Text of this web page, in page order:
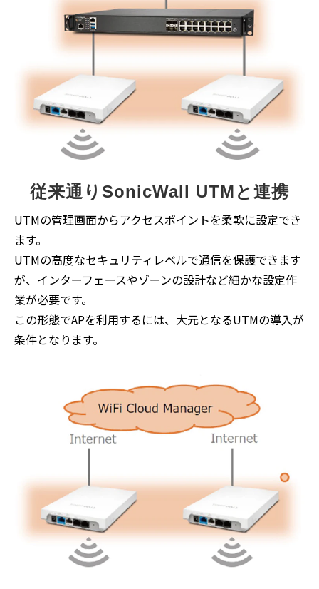
従来通りSonicWall UTMと連携
UTMの管理画面からアクセスポイントを柔軟に設定でき
ます。
UTMの高度なセキュリティレベルで通信を保護できます
が、インターフェースやゾーンの設計など細かな設定作
業が必要です。
この形態でAPを利用するには、大元となるUTMの導入が
条件となります。